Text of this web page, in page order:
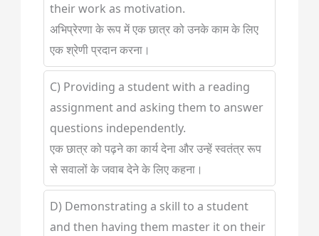
their work as motivation.
अभिप्रेरणा के रूप में एक छात्र को उनके काम के लिए
एक श्रेणी प्रदान करना।
C) Providing a student with a reading
assignment and asking them to answer
questions independently.
एक छात्र को पढ़ने का कार्य देना और उन्हें स्वतंत्र रूप
से सवालों के जवाब देने के लिए कहना।
D) Demonstrating a skill to a student
and then having them master it on their